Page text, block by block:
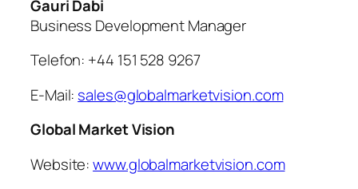
Gauri Dabi
Business Development Manager
Telefon: +44 151 528 9267
E-Mail: sales@globalmarketvision.com
Global Market Vision
Website:www.globalmarketvision.com